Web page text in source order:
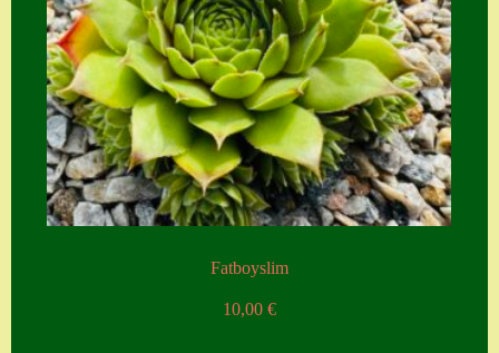
Zahlung
Zahlungs- &
Versandinfos
Zubehör
Zubehör
Fatboyslim
10,00 €